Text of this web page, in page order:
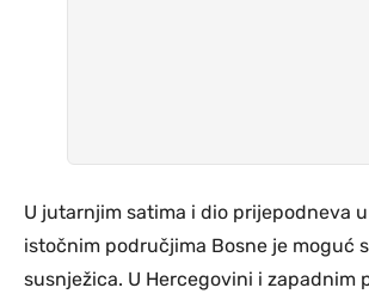
U jutarnjim satima i dio prijepodneva
istočnim područjima Bosne je moguć
susnježica. U Hercegovini i zapadnim